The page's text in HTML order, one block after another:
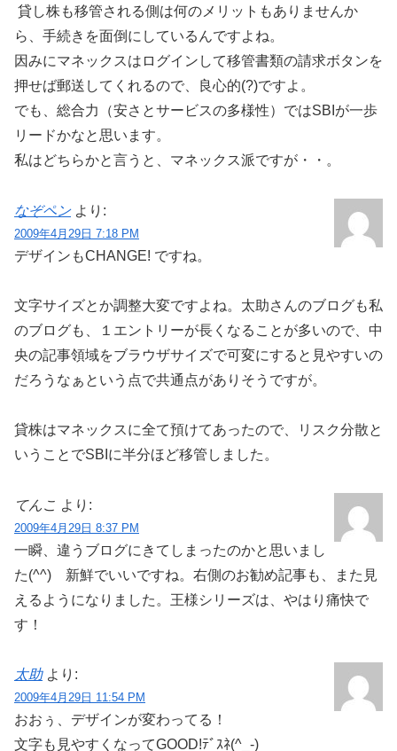
貸し株も移管される側は何のメリットもありませんか
ら、手続きを面倒にしているんですよね。
因みにマネックスはログインして移管書類の請求ボタンを
押せば郵送してくれるので、良心的(?)ですよ。
でも、総合力（安さとサービスの多様性）ではSBIが一歩
リードかなと思います。
私はどちらかと言うと、マネックス派ですが・・。
なぞペン より:
2009年4月29日 7:18 PM
デザインもCHANGE! ですね。
文字サイズとか調整大変ですよね。太助さんのブログも私
のブログも、１エントリーが長くなることが多いので、中
央の記事領域をブラウザサイズで可変にすると見やすいの
だろうなぁという点で共通点がありそうですが。
貸株はマネックスに全て預けてあったので、リスク分散と
いうことでSBIに半分ほど移管しました。
てんこ より:
2009年4月29日 8:37 PM
一瞬、違うブログにきてしまったのかと思いまし
た(^^) 新鮮でいいですね。右側のお勧め記事も、また見
えるようになりました。王様シリーズは、やはり痛快で
す！
太助 より:
2009年4月29日 11:54 PM
おおぅ、デザインが変わってる！
文字も見やすくなってGOOD!ﾃﾞｽﾈ(^_-)